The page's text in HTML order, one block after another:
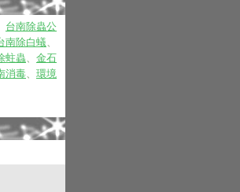
台南除蟲公
南除白蟻、
蛀蟲、 金石
消毒、 環境